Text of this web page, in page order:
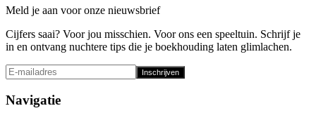
Meld je aan voor onze nieuwsbrief
Cijfers saai? Voor jou misschien. Voor ons een speeltuin. Schrijf je
in en ontvang nuchtere tips die je boekhouding laten glimlachen.
Inschrijven
Navigatie